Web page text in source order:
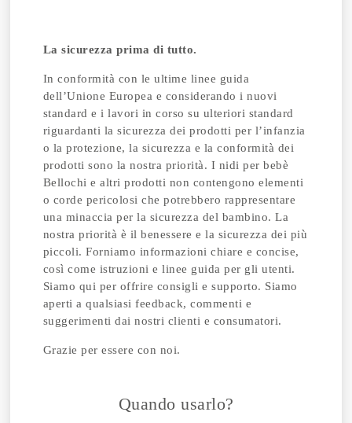
La sicurezza prima di tutto.
In conformità con le ultime linee guida
dell’Unione Europea e considerando i nuovi
standard e i lavori in corso su ulteriori standard
riguardanti la sicurezza dei prodotti per l’infanzia
o la protezione, la sicurezza e la conformità dei
prodotti sono la nostra priorità. I nidi per bebè
Bellochi e altri prodotti non contengono elementi
o corde pericolosi che potrebbero rappresentare
una minaccia per la sicurezza del bambino. La
nostra priorità è il benessere e la sicurezza dei più
piccoli. Forniamo informazioni chiare e concise,
così come istruzioni e linee guida per gli utenti.
Siamo qui per offrire consigli e supporto. Siamo
aperti a qualsiasi feedback, commenti e
suggerimenti dai nostri clienti e consumatori.
Grazie per essere con noi.
Quando usarlo?